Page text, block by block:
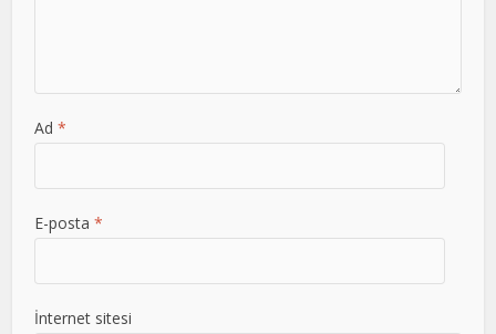
Ad*
E-posta*
İnternet sitesi